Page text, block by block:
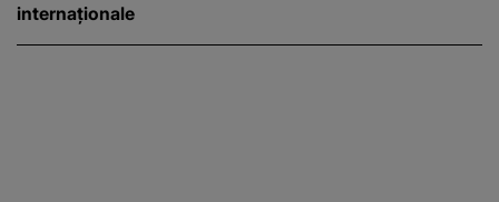
internaționale